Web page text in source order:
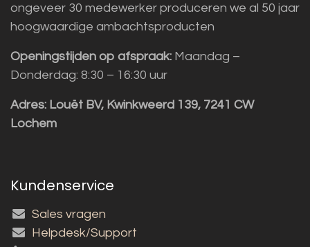
ongeveer 30 medewerker produceren we al 50 jaar
hoogwaardige ambachtsproducten
Openingstijden op afspraak: Maandag –
Donderdag: 8:30 – 16:30 uur
Adres: Louët BV, Kwinkweerd 139, 7241 CW
Lochem
Kundenservice
Sales vragen
Helpdesk/Support